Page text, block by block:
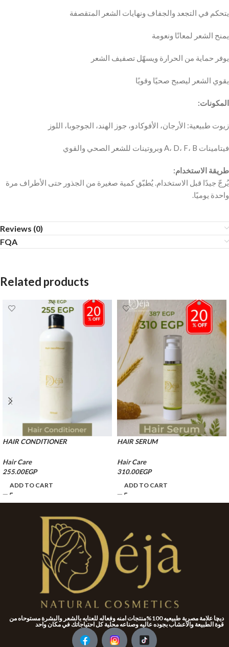
يتحكم في التجعد والجفاف ونهايات الشعر المتقصفة
يمنح الشعر لمعانًا ونعومة
يوفر حماية من الحرارة ويسهّل تصفيف الشعر
يقوي الشعر ليصبح صحيًا وقويًا
المكونات:
زيوت طبيعية: الأرجان، الأفوكادو، جوز الهند، الجوجوبا، اللوز
فيتامينات A، D، F، B وبروتينات للشعر الصحي والقوي
طريقة الاستخدام:
يُرجّ جيدًا قبل الاستخدام. يُطبّق كمية صغيرة من الجذور حتى الأطراف مرة
واحدة يوميًا.
Reviews (0)
FQA
Related products
HAIR CONDITIONER
Hair Care
255.00EGP
ADD TO CART
HAIR SERUM
Hair Care
310.00EGP
ADD TO CART
ديچا علامة مصرية طبيعيه 100%منتجات امنه وفعاله للعنايه بالشعر والبشرة مستوحاه من
قوة الطبيعة والاعشاب بجوده عاليه وصناعه محلية كل احتياجاتك في مكان واحد